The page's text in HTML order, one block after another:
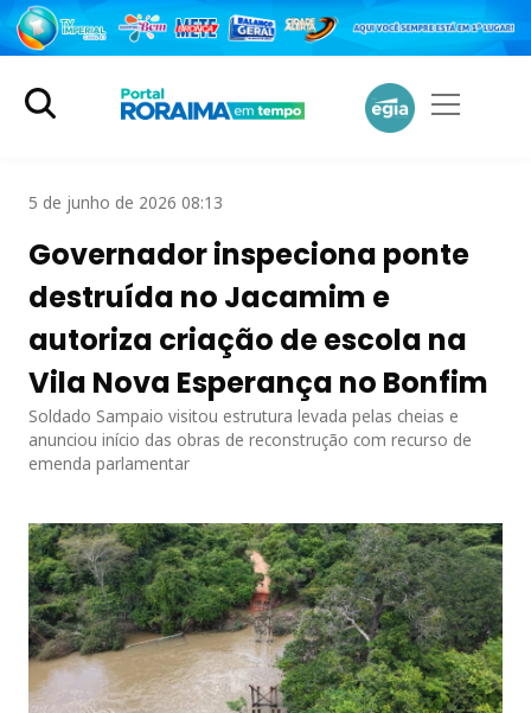
5 de junho de 2026 08:13
Governador inspeciona ponte
destruída no Jacamim e
autoriza criação de escola na
Vila Nova Esperança no Bonfim
Soldado Sampaio visitou estrutura levada pelas cheias e
anunciou início das obras de reconstrução com recurso de
emenda parlamentar